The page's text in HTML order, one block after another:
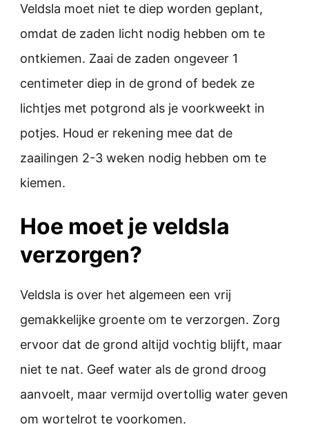
Veldsla moet niet te diep worden geplant,
omdat de zaden licht nodig hebben om te
ontkiemen. Zaai de zaden ongeveer 1
centimeter diep in de grond of bedek ze
lichtjes met potgrond als je voorkweekt in
potjes. Houd er rekening mee dat de
zaailingen 2-3 weken nodig hebben om te
kiemen.
Hoe moet je veldsla
verzorgen?
Veldsla is over het algemeen een vrij
gemakkelijke groente om te verzorgen. Zorg
ervoor dat de grond altijd vochtig blijft, maar
niet te nat. Geef water als de grond droog
aanvoelt, maar vermijd overtollig water geven
om wortelrot te voorkomen.